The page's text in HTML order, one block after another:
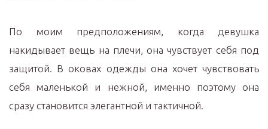
По моим предположениям, когда девушка
накидывает вещь на плечи, она чувствует себя под
защитой. В оковах одежды она хочет чувствовать
себя маленькой и нежной, именно поэтому она
сразу становится элегантной и тактичной.